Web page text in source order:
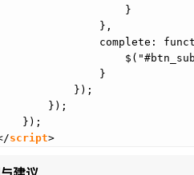
}
},
complete:
}
});
});
});
script>